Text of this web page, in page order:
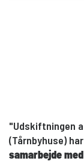
"Udskiftningen
(Tårnbyhuse)
samarbejde